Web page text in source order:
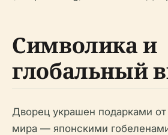
Символика и
глобальный
Дворец украшен подарками от
мира — японскими